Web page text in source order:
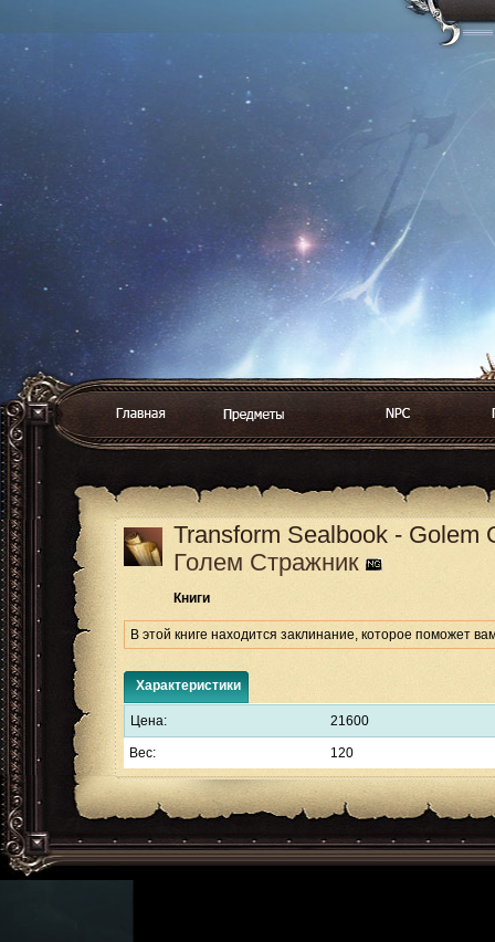
Transform Sealbook - Golem
Голем Стражник
Книги
В этой книге находится заклинание, которое поможет
Характеристики
Цена: 21600
Вес: 120